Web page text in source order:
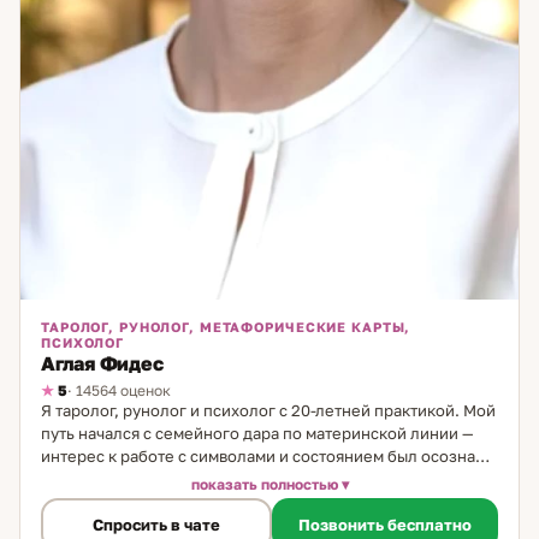
ТАРОЛОГ, РУНОЛОГ, МЕТАФОРИЧЕСКИЕ КАРТЫ,
ПСИХОЛОГ
Аглая Фидес
5· 14564 оценок
Я таролог, рунолог и психолог с 20-летней практикой. Мой
путь начался с семейного дара по материнской линии —
интерес к работе с символами и состоянием был осознан с
детства. Со временем я выбрала викканскую традицию как
основу своего метода, дополнив её психологическим
образованием. Что отличает мой подход. Большинство
показать полностью
Спросить в чате Позвонить бесплатно